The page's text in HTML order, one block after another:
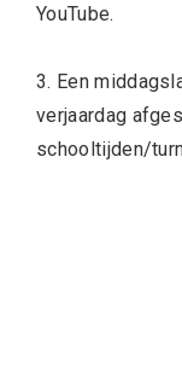
YouTube.
3. Een
verjaardag
schooltijden/